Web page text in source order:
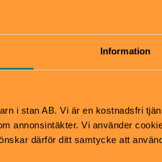
Information
i stan AB. Vi är en kostnadsfri
annonsintäkter. Vi använder
därför ditt samtycke att
Moon – en spännande escape
upplevelse!